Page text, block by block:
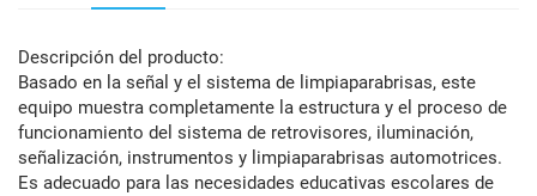
Descripción del producto:
Basado en la señal y el sistema de limpiaparabrisas, este
equipo muestra completamente la estructura y el proceso de
funcionamiento del sistema de retrovisores, iluminación,
señalización, instrumentos y limpiaparabrisas automotrices.
Es adecuado para las necesidades educativas escolares de